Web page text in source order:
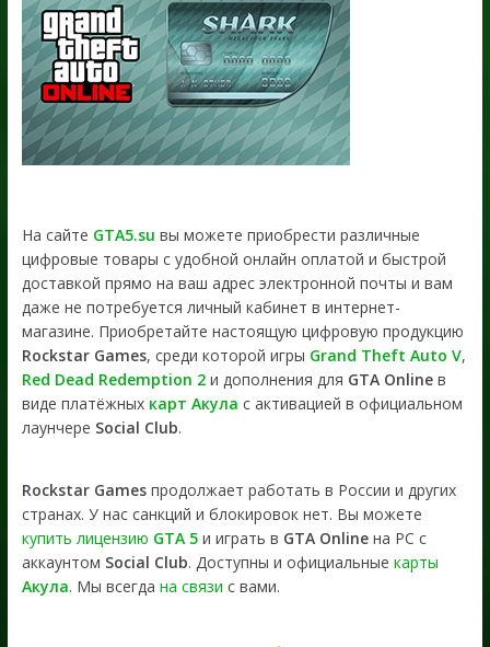
На сайте GTA5.su вы можете приобрести различные
цифровые товары с удобной онлайн оплатой и быстрой
доставкой прямо на ваш адрес электронной почты и вам
даже не потребуется личный кабинет в интернет-
магазине. Приобретайте настоящую цифровую продукцию
Rockstar Games, среди которой игры Grand Theft Auto V,
Red Dead Redemption 2и дополнения для GTA Onlineв
виде платёжных карт Акула с активацией в официальном
лаунчере Social Club.
Rockstar Gamesпродолжает работать в России и других
странах. У нас санкций и блокировок нет. Вы можете
купить лицензию GTA 5и играть в GTA Onlineна PC с
аккаунтом Social Club. Доступны и официальные карты
Акула. Мы всегда на связи с вами.